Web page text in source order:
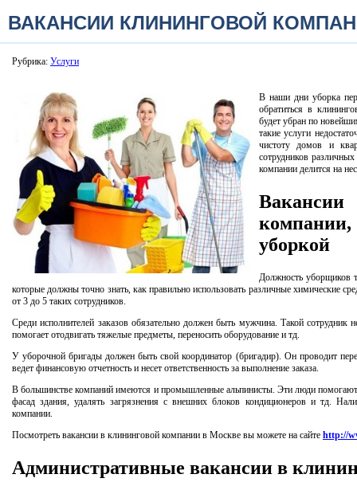
ВАКАНСИИ КЛИНИНГОВОЙ
Рубрика: Услуги
В наши дни уборка
обратиться в
будет убран по
такие услуги
чистоту домов и
сотрудников
компании делится на
уборкой
Должность уборщиков
которые должны точно знать, как правильно использовать различные химические
от 3 до 5 таких сотрудников.
Среди исполнителей заказов обязательно должен быть мужчина. Такой сотрудник
помогает отодвигать тяжелые предметы, переносить оборудование и тд.
У уборочной бригады должен быть свой координатор (бригадир). Он проводит
ведет финансовую отчетность и несет ответственность за выполнение заказа.
В большинстве компаний имеются и промышленные альпинисты. Эти люди помогают
фасад здания, удалять загрязнения с внешних блоков кондиционеров и тд.
компании.
Посмотреть вакансии в клининговой компании в Москве вы можете на сайте http://
Административные вакансии в